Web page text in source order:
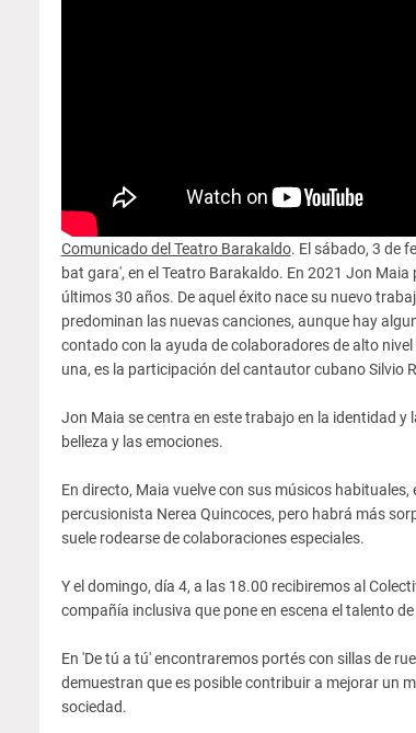
Comunicado del Teatro Barakaldo. El sábado, 3 de
bat gara', en el Teatro Barakaldo. En 2021 Jon
últimos 30 años. De aquel éxito nace su nuevo
predominan las nuevas canciones, aunque hay
contado con la ayuda de colaboradores de alto
una, es la participación del cantautor cubano Silvio
Jon Maia se centra en este trabajo en la identidad
belleza y las emociones.
En directo, Maia vuelve con sus músicos
percusionista Nerea Quincoces, pero habrá más
suele rodearse de colaboraciones especiales.
Y el domingo, día 4, a las 18.00 recibiremos al
compañía inclusiva que pone en escena el talento
En 'De tú a tú' encontraremos portés con sillas de
demuestran que es posible contribuir a mejorar un
sociedad.